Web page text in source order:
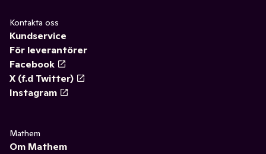
Kontakta oss
Kundservice
För leverantörer
Facebook
X (f.d Twitter)
Instagram
Mathem
Om Mathem